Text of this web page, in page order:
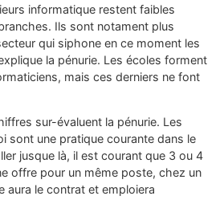
informatique restent faibles
Ils sont notament plus
qui siphone en ce moment les
la pénurie. Les écoles forment
mais ces derniers ne font
sur-évaluent la pénurie. Les
sont une pratique courante dans le
jusque là, il est courant que 3 ou 4
offre pour un même poste, chez un
aura le contrat et emploiera